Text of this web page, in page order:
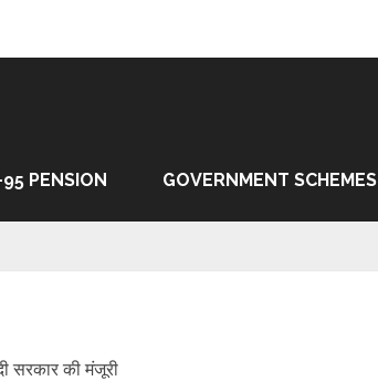
PENSION GOVERNMENT SCHEMES
की मंजूरी